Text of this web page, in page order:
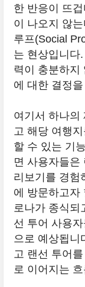
한 반응이 뜨
이 나오지 않
루프(Social
는 현상입니다
력이 충분하지
에 대한 결정
여기서 하나의
고 해당 여행
할 수 있는 기
면 사용자들은
리보기를 경험
에 방문하고자
로나가 종식되
선 투어 사용
으로 예상됩니
고 랜선 투어
로 이어지는